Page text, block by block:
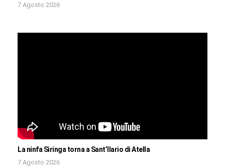
7 Agosto 2026
La ninfa Siringa torna a Sant’Ilario di Atella
7 Agosto 2026